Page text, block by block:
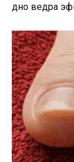
дно ведра